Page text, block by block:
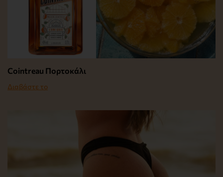
Cointreau Πορτοκάλι
Διαβάστε το